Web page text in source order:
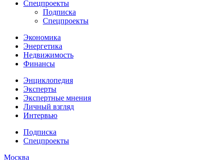
Спецпроекты
Подписка
Спецпроекты
Экономика
Энергетика
Недвижимость
Финансы
Энциклопедия
Эксперты
Экспертные мнения
Личный взгляд
Интервью
Подписка
Спецпроекты
Москва